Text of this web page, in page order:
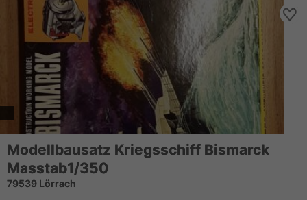
Modellbausatz Kriegsschiff Bismarck
Masstab1/350
79539 Lörrach